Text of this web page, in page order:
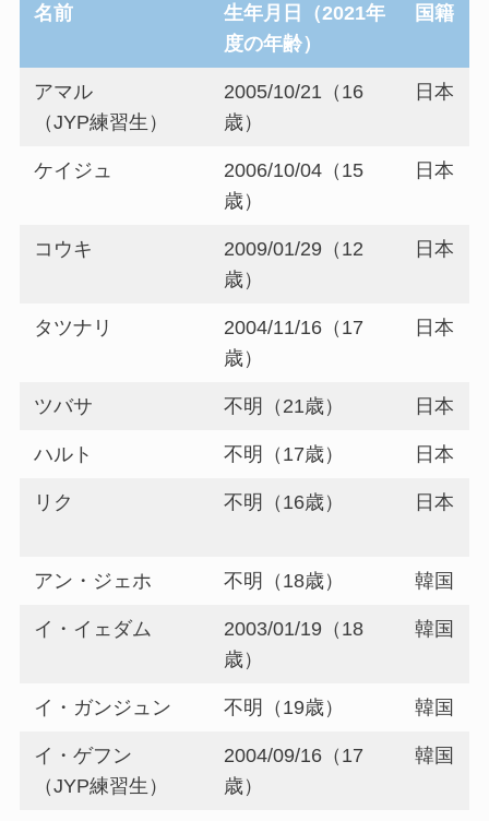
名前
生年月日（2021年
度の年齢）
国籍
アマル
（JYP練習生）
2005/10/21（16
歳）
日本
ケイジュ
2006/10/04（15
歳）
日本
コウキ
2009/01/29（12
歳）
日本
タツナリ
2004/11/16（17
歳）
日本
ツバサ 不明（21歳） 日本
ハルト 不明（17歳） 日本
リク 不明（16歳） 日本
アン・ジェホ 不明（18歳） 韓国
イ・イェダム
2003/01/19（18
歳）
韓国
イ・ガンジュン 不明（19歳） 韓国
イ・ゲフン
（JYP練習生）
2004/09/16（17
歳）
韓国